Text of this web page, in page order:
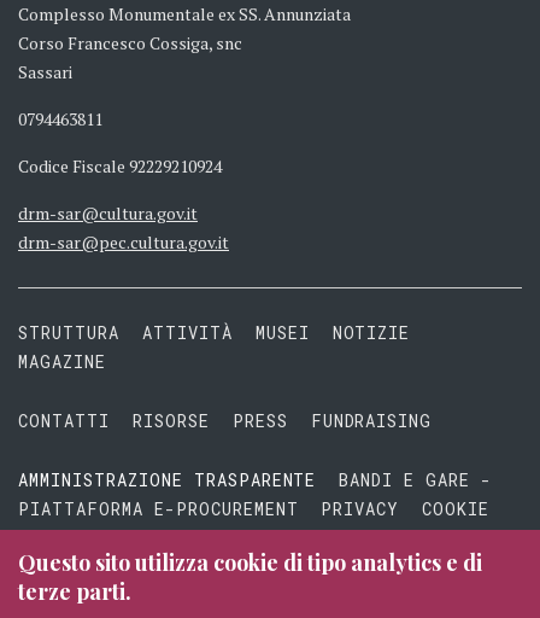
Complesso Monumentale ex SS. Annunziata
Corso Francesco Cossiga, snc
Sassari
0794463811
Codice Fiscale 92229210924
drm-sar@cultura.gov.it
drm-sar@pec.cultura.gov.it
STRUTTURA ATTIVITÀ MUSEI
NOTIZIE
MAGAZINE
CONTATTI RISORSE PRESS FUNDRAISING
AMMINISTRAZIONE TRASPARENTE
BANDI E GARE -
PIATTAFORMA E-PROCUREMENT
PRIVACY
COOKIE
TERMINI E CONDIZIONI
Questo sito utilizza cookie di tipo analytics e di
terze parti.